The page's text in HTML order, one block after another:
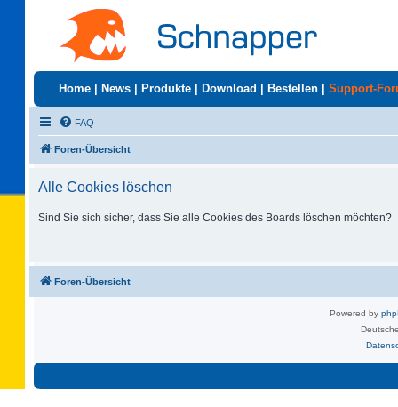
Home News Produkte Download Bestellen Support-
FAQ
Foren-Übersicht
Alle Cookies löschen
Sind Sie sich sicher, dass Sie alle Cookies des Boards löschen möchten?
Foren-Übersicht
Powered by